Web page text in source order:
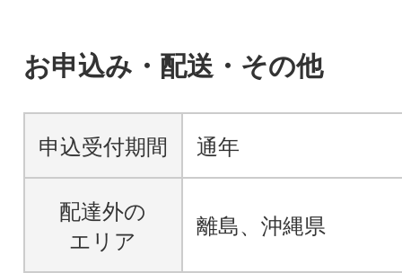
お申込み・配送・その他
申込受付期間 通年
配達外の
エリア
離島、沖縄県